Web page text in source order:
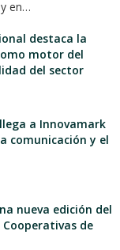
en…
destaca la
motor del
del sector
a Innovamark
comunicación y el
nueva edición del
de